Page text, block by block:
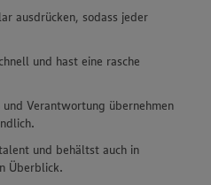
ausdrücken, sodass jeder
und hast eine rasche
Verantwortung übernehmen
und behältst auch in
Überblick.